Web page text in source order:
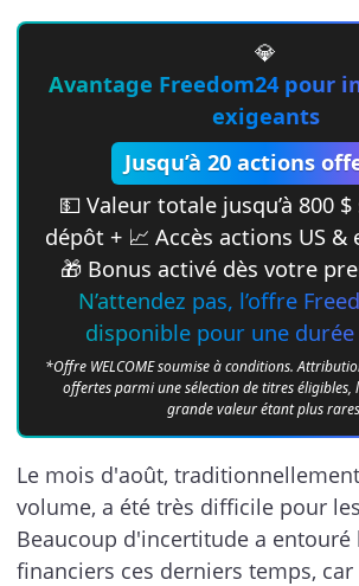
💎
Avantage Freedom24 pour
exigeants
Jusqu’à 20 actions
💵 Valeur totale jusqu’à 800
dépôt + 📈 Accès actions US &
🎁 Bonus activé dès votre
N’attendez pas, l’offre
disponible pour une
*Offre WELCOME soumise à conditions.
offertes parmi une sélection de titres éligibles,
grande valeur étant plus
Le mois d'août,
volume, a été très difficile pour
Beaucoup d'incertitude a entouré
financiers ces derniers temps, car